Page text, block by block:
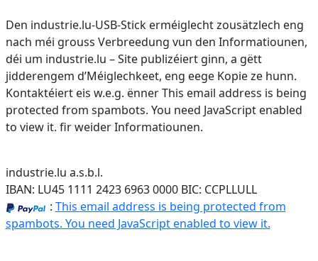
Den industrie.lu-USB-Stick erméiglecht zousätzlech eng
nach méi grouss Verbreedung vun den Informatiounen,
déi um industrie.lu – Site publizéiert ginn, a gëtt
jidderengem d’Méiglechkeet, eng eege Kopie ze hunn.
Kontaktéiert eis w.e.g. ënnerThis email address is being
protected from spambots. You need JavaScript enabled
to view it. fir weider Informatiounen.
industrie.lu a.s.b.l.
IBAN: LU45 1111 2423 6963 0000 BIC: CCPLLULL
: This email address is being protected from
spambots. You need JavaScript enabled to view it.